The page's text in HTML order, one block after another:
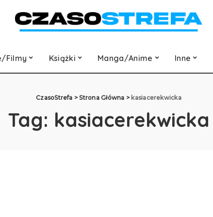
Filmy Książki Manga/Anime Inne
CzasoStrefa >Strona Główna > kasiacerekwicka
Tag: kasiacerekwicka